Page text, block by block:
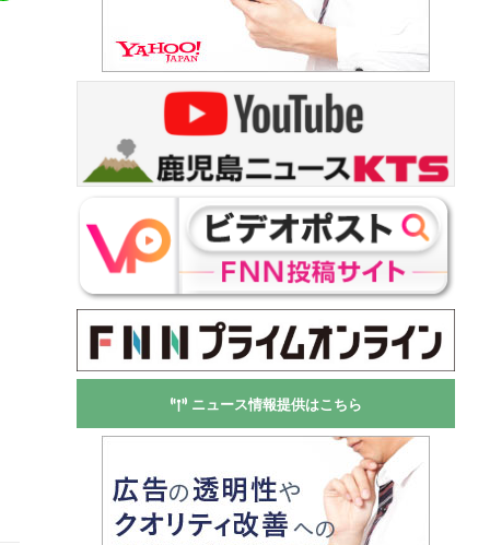
ニュース情報提供はこちら